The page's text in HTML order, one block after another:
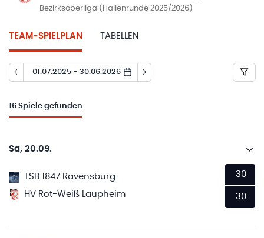
Bezirksoberliga (Hallenrunde 2025/2026)
TEAM-SPIELPLAN TABELLEN
01.07.2025 - 30.06.2026
16 Spiele gefunden
Sa, 20.09.
TSB 1847 Ravensburg
HV Rot-Weiß Laupheim
30
30